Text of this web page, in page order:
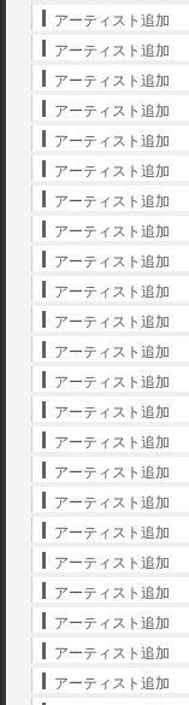
アーティスト追加
アーティスト追加
アーティスト追加
アーティスト追加
アーティスト追加
アーティスト追加
アーティスト追加
アーティスト追加
アーティスト追加
アーティスト追加
アーティスト追加
アーティスト追加
アーティスト追加
アーティスト追加
アーティスト追加
アーティスト追加
アーティスト追加
アーティスト追加
アーティスト追加
アーティスト追加
アーティスト追加
アーティスト追加
アーティスト追加